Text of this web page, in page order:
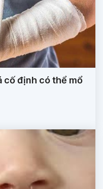
cố định có thể mổ